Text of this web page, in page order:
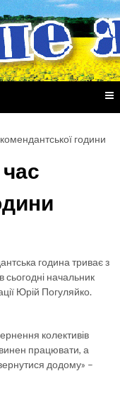
години
година триває з
сьогодні начальник
Юрій Погуляйко.
колективів
працювати, а
додому» –